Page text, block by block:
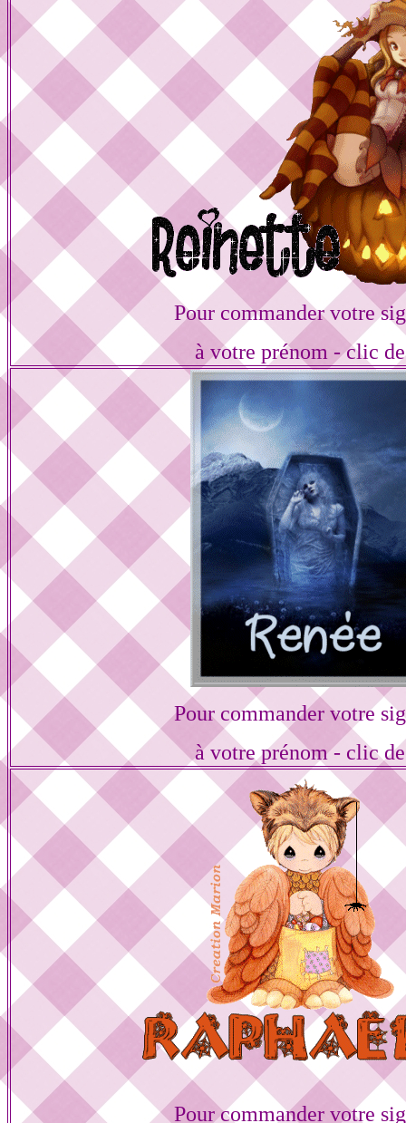
Pour commander votre
à votre prénom - clic
Pour commander votre
à votre prénom - clic
Pour commander votre